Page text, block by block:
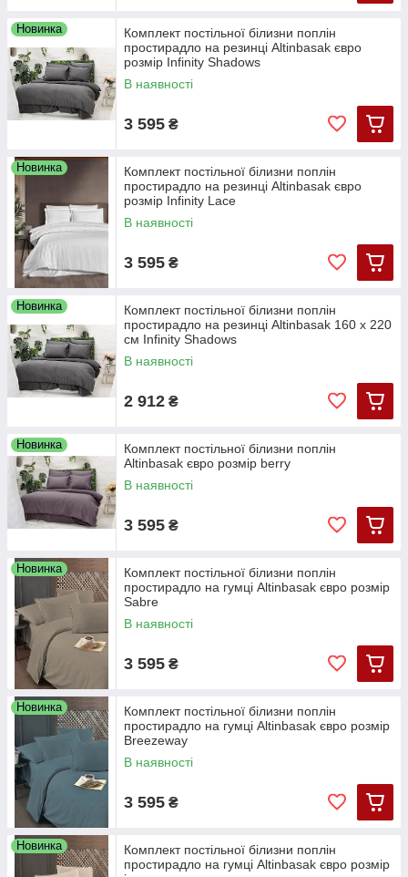
Новинка
Комплект постільної білизни поплін
простирадло на резинці Altinbasak євро
розмір Infinity Shadows
В наявності
3 595 ₴
Новинка
Комплект постільної білизни поплін
простирадло на резинці Altinbasak євро
розмір Infinity Lаce
В наявності
3 595 ₴
Новинка
Комплект постільної білизни поплін
простирадло на резинці Altinbasak 160 х 220
см Infinity Shadows
В наявності
2 912 ₴
Новинка
Комплект постільної білизни поплін
Altinbasak євро розмір berry
В наявності
3 595 ₴
Новинка
Комплект постільної білизни поплін
простирадло на гумці Altinbasak євро розмір
Sabre
В наявності
3 595 ₴
Новинка
Комплект постільної білизни поплін
простирадло на гумці Altinbasak євро розмір
Breezeway
В наявності
3 595 ₴
Новинка
Комплект постільної білизни поплін
простирадло на гумці Altinbasak євро розмір